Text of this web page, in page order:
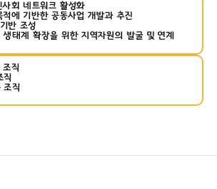
사회 네트워크 활성화
적에 기반한 공동사업 개발과 추진
반 조성
생태계 확장을 위한 지역자원의 발굴 및 연계
조직
직
조직